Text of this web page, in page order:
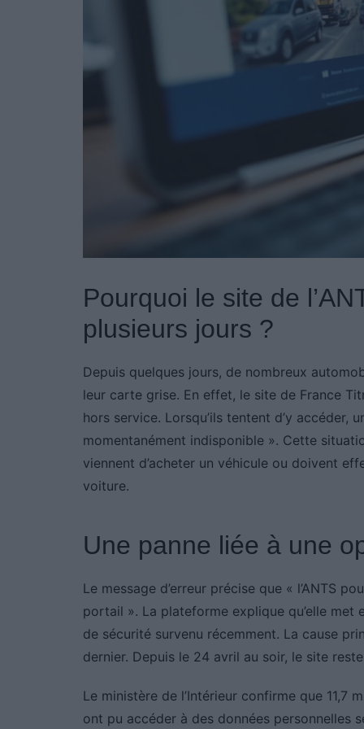
Pourquoi le site de
plusieurs jours ?
Depuis quelques jours, de nombreux
leur carte grise. En effet, le site de France
hors service. Lorsqu’ils tentent d’y accéder,
momentanément indisponible ». Cette
viennent d’acheter un véhicule ou doivent
voiture.
Une panne liée à une
Le message d’erreur précise que « l’ANTS
portail ». La plateforme explique qu’elle
de sécurité survenu récemment. La cause
dernier. Depuis le 24 avril au soir, le site
Le ministère de l’Intérieur confirme que
ont pu accéder à des données personnelles